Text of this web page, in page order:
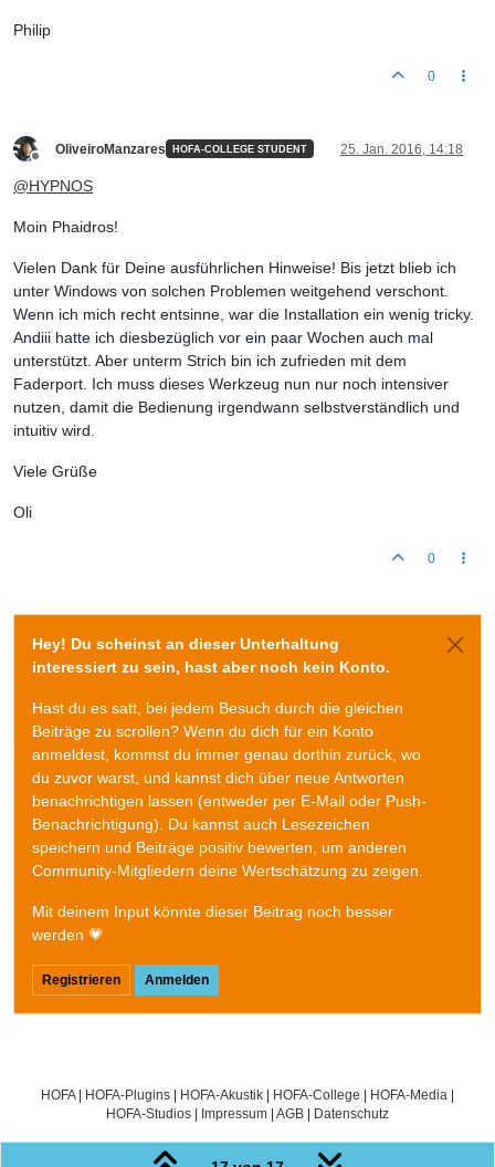
Philip
0
Offline
OliveiroManzares HOFA-COLLEGE STUDENT 25. Jan. 2016, 14:18
@HYPNOS
Moin Phaidros!
Vielen Dank für Deine ausführlichen Hinweise! Bis jetzt blieb ich
unter Windows von solchen Problemen weitgehend verschont.
Wenn ich mich recht entsinne, war die Installation ein wenig tricky.
Andiii hatte ich diesbezüglich vor ein paar Wochen auch mal
unterstützt. Aber unterm Strich bin ich zufrieden mit dem
Faderport. Ich muss dieses Werkzeug nun nur noch intensiver
nutzen, damit die Bedienung irgendwann selbstverständlich und
intuitiv wird.
Viele Grüße
Oli
0
Hey! Du scheinst an dieser Unterhaltung
interessiert zu sein, hast aber noch kein Konto.
Hast du es satt, bei jedem Besuch durch die gleichen
Beiträge zu scrollen? Wenn du dich für ein Konto
anmeldest, kommst du immer genau dorthin zurück, wo
du zuvor warst, und kannst dich über neue Antworten
benachrichtigen lassen (entweder per E-Mail oder Push-
Benachrichtigung). Du kannst auch Lesezeichen
speichern und Beiträge positiv bewerten, um anderen
Community-Mitgliedern deine Wertschätzung zu zeigen.
Mit deinem Input könnte dieser Beitrag noch besser
werden 💗
Registrieren Anmelden
HOFA| HOFA-Plugins | HOFA-Akustik | HOFA-College | HOFA-Media |
HOFA-Studios | Impressum | AGB | Datenschutz